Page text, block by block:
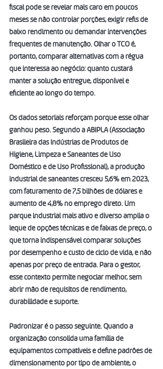
fiscal pode se revelar mais caro em poucos
meses se não controlar porções, exigir refis de
baixo rendimento ou demandar intervenções
frequentes de manutenção. Olhar o TCO é,
portanto, comparar alternativas com a régua
que interessa ao negócio: quanto custará
manter a solução entregue, disponível e
eficiente ao longo do tempo.
Os dados setoriais reforçam porque esse olhar
ganhou peso. Segundo a ABIPLA (Associação
Brasileira das Indústrias de Produtos de
Higiene, Limpeza e Saneantes de Uso
Doméstico e de Uso Profissional), a produção
industrial de saneantes cresceu 5,6% em 2023,
com faturamento de 7,5 bilhões de dólares e
aumento de 4,8% no emprego direto. Um
parque industrial mais ativo e diverso amplia o
leque de opções técnicas e de faixas de preço, o
que torna indispensável comparar soluções
por desempenho e custo de ciclo de vida, e não
apenas por preço de entrada. Para o gestor,
esse contexto permite negociar melhor, sem
abrir mão de requisitos de rendimento,
durabilidade e suporte.
Padronizar é o passo seguinte. Quando a
organização consolida uma família de
equipamentos compatíveis e define padrões de
dimensionamento por tipo de ambiente, o